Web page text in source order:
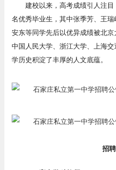
建校以来，高考成绩引人注
名优秀毕业生，其中张季芳、王瑞
安东等同学先后以优异成绩被北京
中国人民大学、浙江大学、上海
学历史积淀了丰厚的人文底蕴。
招